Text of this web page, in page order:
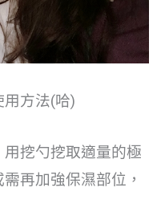
方法(哈)
挖勺挖取適量的極
再加強保濕部位，